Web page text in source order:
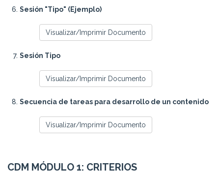
Sesión "Tipo" (Ejemplo)
Visualizar/Imprimir Documento
Sesión Tipo
Visualizar/Imprimir Documento
Secuencia de tareas para desarrollo de un contenido
Visualizar/Imprimir Documento
CDM MÓDULO 1: CRITERIOS